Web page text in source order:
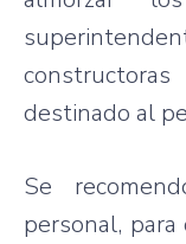
destinado al
Se
personal,